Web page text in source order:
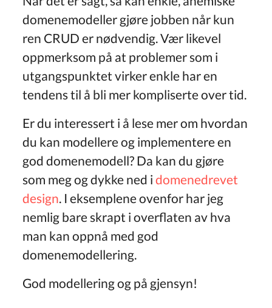
domenemodeller gjøre jobben når kun
ren CRUD er nødvendig. Vær likevel
oppmerksom på at problemer som i
utgangspunktet virker enkle har en
tendens til å bli mer kompliserte over tid.
Er du interessert i å lese mer om hvordan
du kan modellere og implementere en
god domenemodell? Da kan du gjøre
som meg og dykke ned idomenedrevet
design. I eksemplene ovenfor har jeg
nemlig bare skrapt i overflaten av hva
man kan oppnå med god
domenemodellering.
God modellering og på gjensyn!